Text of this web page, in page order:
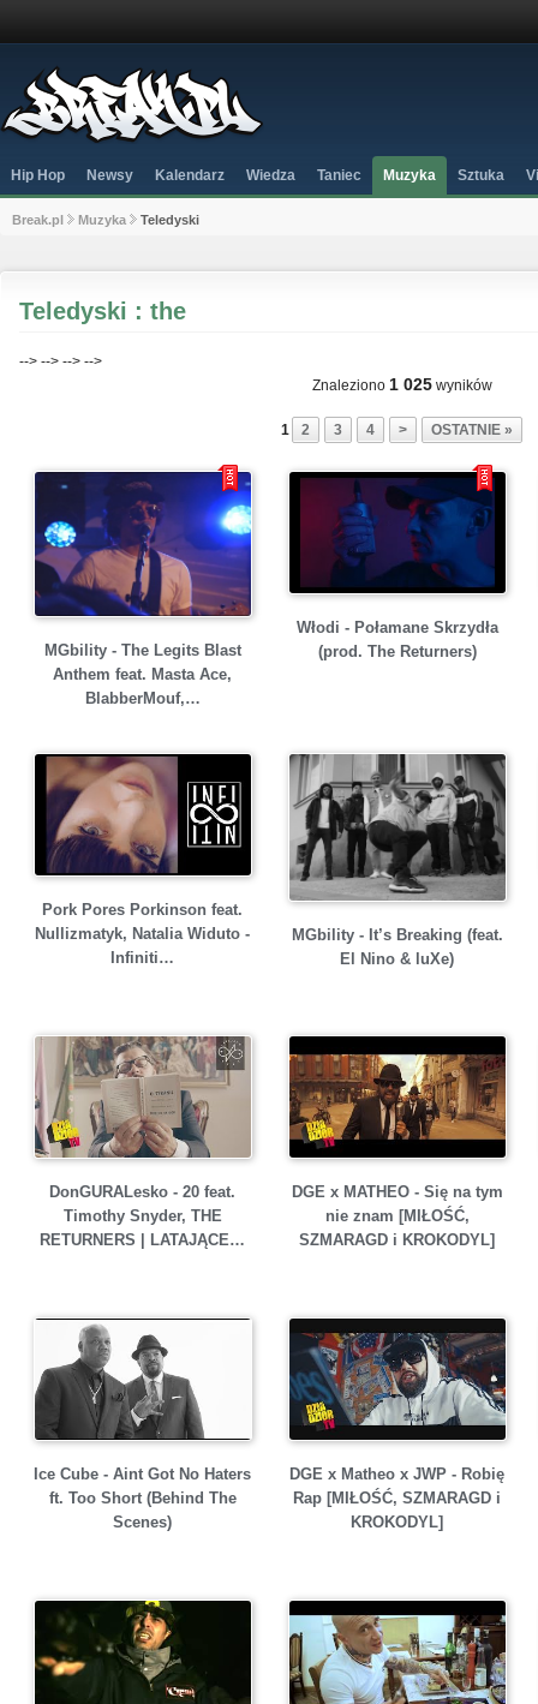
Hip Hop Newsy Kalendarz Wiedza Taniec Muzyka Sztuka
Break.pl Muzyka Teledyski
Teledyski : the
--> --> --> -->
Znaleziono 1 025 wyników
1 2 3 4 > OSTATNIE »
MGbility - The Legits Blast
Anthem feat. Masta Ace,
BlabberMouf,…
Włodi - Połamane Skrzydła
(prod. The Returners)
Pork Pores Porkinson feat.
Nullizmatyk, Natalia Widuto -
Infiniti…
MGbility - It’s Breaking (feat.
El Nino & luXe)
DonGURALesko - 20 feat.
Timothy Snyder, THE
RETURNERS | LATAJĄCE…
DGE x MATHEO - Się na tym
nie znam [MIŁOŚĆ,
SZMARAGD i KROKODYL]
Ice Cube - Aint Got No Haters
ft. Too Short (Behind The
Scenes)
DGE x Matheo x JWP - Robię
Rap [MIŁOŚĆ, SZMARAGD i
KROKODYL]